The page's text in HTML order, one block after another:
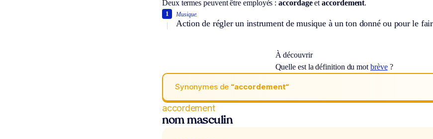
Deux termes peuvent être employés :accordageetaccordement.
Musique.
Action de régler un instrument de musique à un ton donné ou pour le
1
À découvrir
Quelle est la définition du mot brève?
Synonymes de “accordement“
accordement
nom masculin